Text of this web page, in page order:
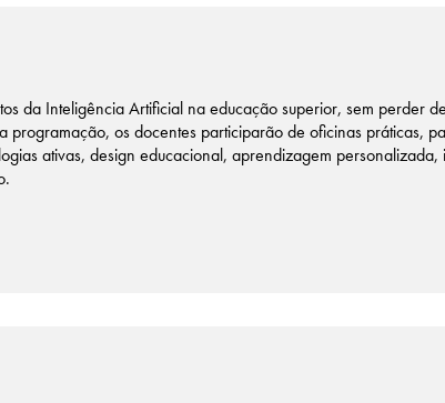
da Inteligência Artificial na educação superior, sem perder
os docentes participarão de oficinas práticas,
ativas, design educacional, aprendizagem